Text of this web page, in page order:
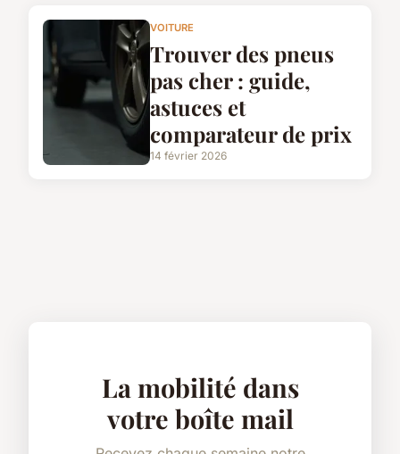
VOITURE
Trouver des pneus
pas cher : guide,
astuces et
comparateur de prix
14 février 2026
La mobilité dans
votre boîte mail